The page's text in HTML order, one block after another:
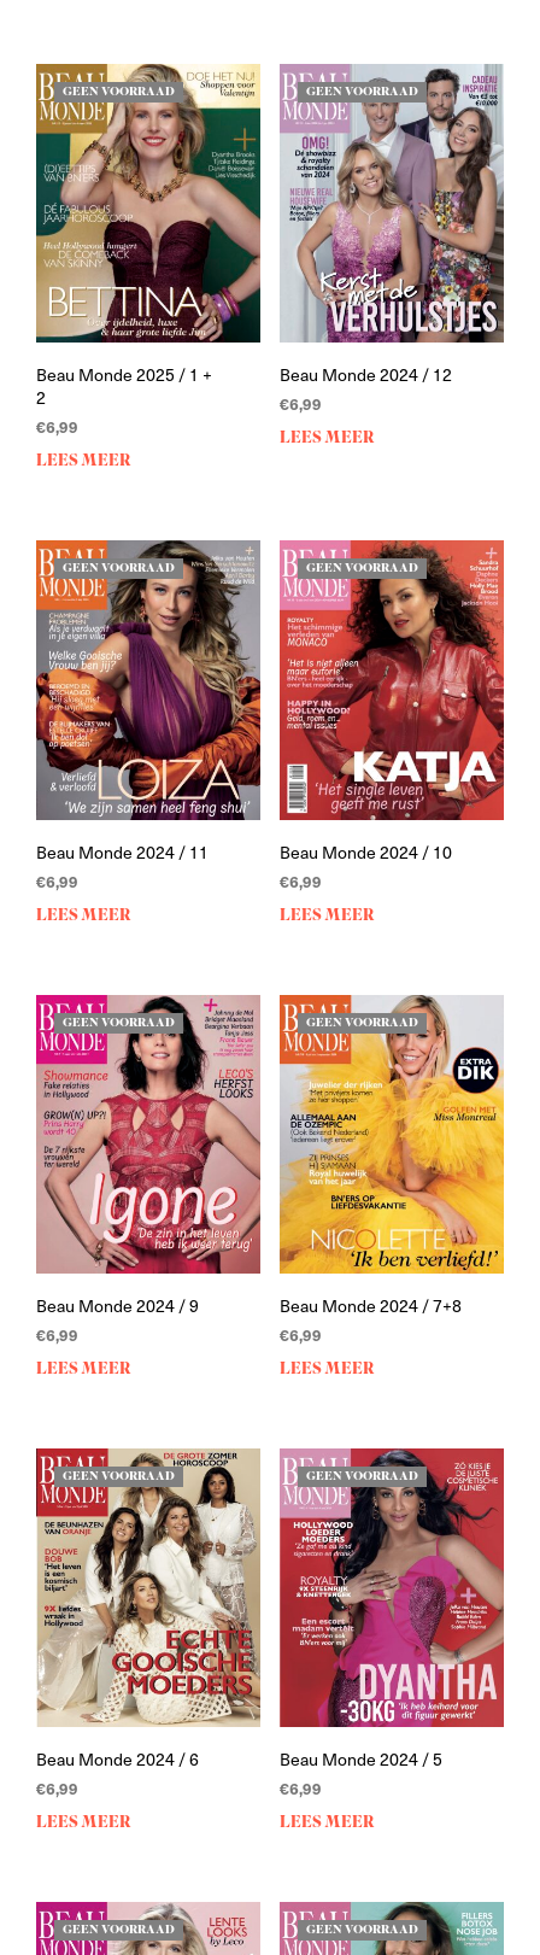
GEEN VOORRAAD
Beau Monde 2025 / 1 +
2
€6,99
LEES MEER
GEEN VOORRAAD
Beau Monde 2024 / 12
€6,99
LEES MEER
GEEN VOORRAAD
Beau Monde 2024 / 11
€6,99
LEES MEER
GEEN VOORRAAD
Beau Monde 2024 / 10
€6,99
LEES MEER
GEEN VOORRAAD
Beau Monde 2024 / 9
€6,99
LEES MEER
GEEN VOORRAAD
Beau Monde 2024 / 7+8
€6,99
LEES MEER
GEEN VOORRAAD
Beau Monde 2024 / 6
€6,99
LEES MEER
GEEN VOORRAAD
Beau Monde 2024 / 5
€6,99
LEES MEER
GEEN VOORRAAD GEEN VOORRAAD